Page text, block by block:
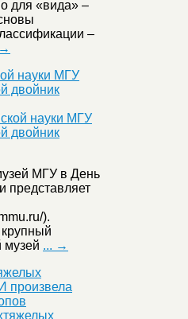
для «вида» –
–
науки МГУ
двойник
МГУ в День
представляет
).
музей ... →
произвела